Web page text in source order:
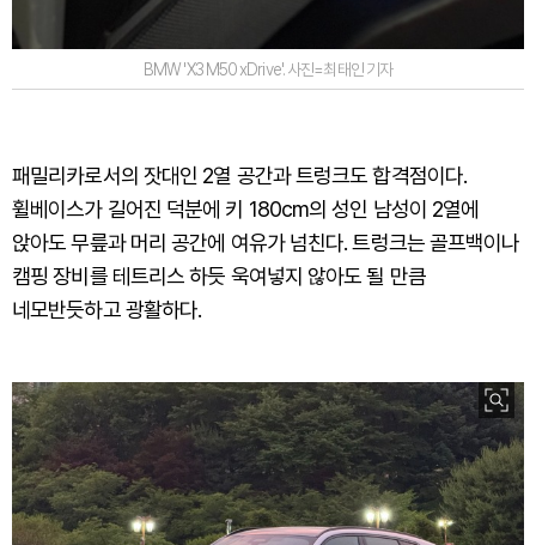
BMW 'X3 M50 xDrive'. 사진=최태인 기자
패밀리카로서의 잣대인 2열 공간과 트렁크도 합격점이다.
휠베이스가 길어진 덕분에 키 180cm의 성인 남성이 2열에
앉아도 무릎과 머리 공간에 여유가 넘친다. 트렁크는 골프백이나
캠핑 장비를 테트리스 하듯 욱여넣지 않아도 될 만큼
네모반듯하고 광활하다.